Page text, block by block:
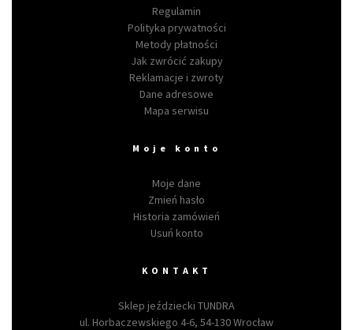
Regulamin
Polityka prywatności
Metody płatności
Jak zwrócić zakupy
Reklamacje i zwroty
Dane adresowe
Mapa serwisu
Moje konto
Moje dane
Zmień hasło
Historia zamówień
Usuń konto
KONTAKT
Sklep jeździecki TUNDRA
ul. Horbaczewskiego 4-6, 54-130 Wrocław